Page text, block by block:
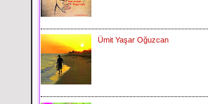
Ümit Yaşar Oğuzcan